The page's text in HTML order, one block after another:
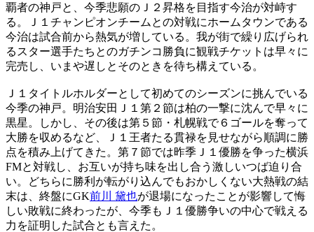
覇者の神戸と、今季悲願のＪ２昇格を目指す今治が対峙す
る。Ｊ１チャンピオンチームとの対戦にホームタウンである
今治は試合前から熱気が増している。我が街で繰り広げられ
るスター選手たちとのガチンコ勝負に観戦チケットは早々に
完売し、いまや遅しとそのときを待ち構えている。
Ｊ１タイトルホルダーとして初めてのシーズンに挑んでいる
今季の神戸。明治安田Ｊ１第２節は柏の一撃に沈んで早々に
黒星。しかし、その後は第５節・札幌戦で６ゴールを奪って
大勝を収めるなど、Ｊ１王者たる貫禄を見せながら順調に勝
点を積み上げてきた。第７節では昨季Ｊ１優勝を争った横浜
FMと対戦し、お互いが持ち味を出し合う激しいつば迫り合
い。どちらに勝利が転がり込んでもおかしくない大熱戦の結
末は、終盤にGK前川 黛也が退場になったことが影響して悔
しい敗戦に終わったが、今季もＪ１優勝争いの中心で戦える
力を証明した試合とも言えた。